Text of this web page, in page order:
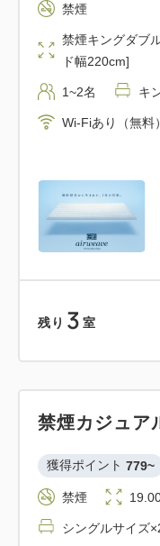
禁煙
禁煙キングダブ
ド幅220cm]
1~2名 キ
Wi-Fiあり（無料）
残り 3 室
禁煙カジュア
獲得ポイント 779~
禁煙
シングルサイズ